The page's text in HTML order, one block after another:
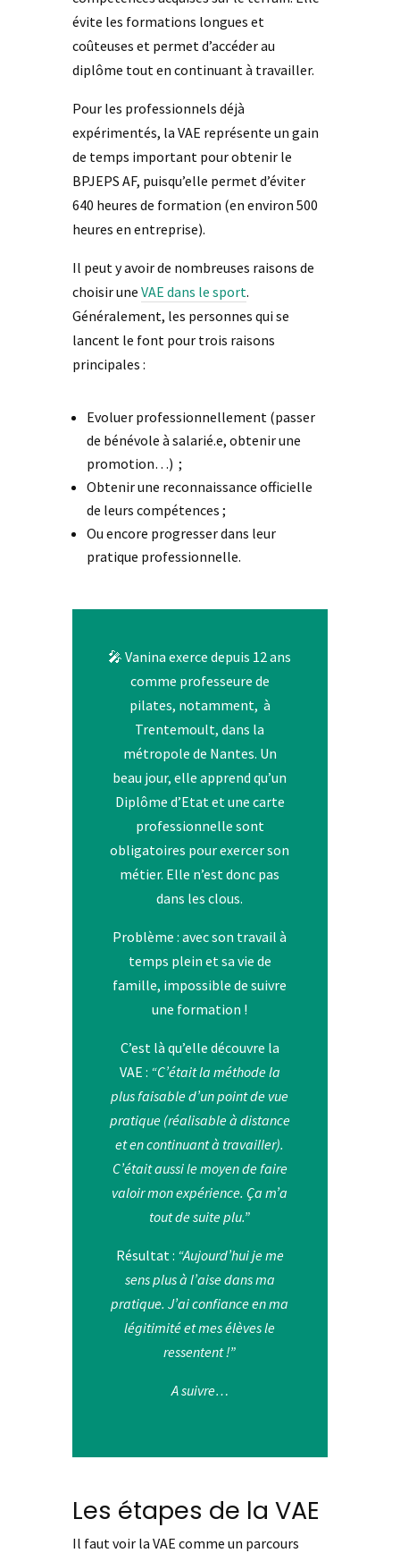
évite les formations longues et
coûteuses et permet d’accéder au
diplôme tout en continuant à travailler.
Pour les professionnels déjà
expérimentés, la VAE représente un gain
de temps important pour obtenir le
BPJEPS AF, puisqu’elle permet d’éviter
640 heures de formation (en environ 500
heures en entreprise).
Il peut y avoir de nombreuses raisons de
choisir une VAE dans le sport.
Généralement, les personnes qui se
lancent le font pour trois raisons
principales :
Evoluer professionnellement (passer
de bénévole à salarié.e, obtenir une
promotion…) ;
Obtenir une reconnaissance officielle
de leurs compétences ;
Ou encore progresser dans leur
pratique professionnelle.
🎤 Vanina exerce depuis 12 ans
comme professeure de
pilates, notamment, à
Trentemoult, dans la
métropole de Nantes. Un
beau jour, elle apprend qu’un
Diplôme d’Etat et une carte
professionnelle sont
obligatoires pour exercer son
métier. Elle n’est donc pas
dans les clous.
Problème : avec son travail à
temps plein et sa vie de
famille, impossible de suivre
une formation !
C’est là qu’elle découvre la
VAE : “C’était la méthode la
plus faisable d’un point de vue
pratique (réalisable à distance
et en continuant à travailler).
C’était aussi le moyen de faire
valoir mon expérience. Ça m’a
tout de suite plu.”
Résultat : “Aujourd’hui je me
sens plus à l’aise dans ma
pratique. J’ai confiance en ma
légitimité et mes élèves le
ressentent !”
A suivre…
Les étapes de la VAE
Il faut voir la VAE comme un parcours